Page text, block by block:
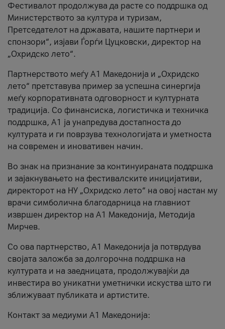
Фестивалот продолжува да расте со поддршка од
Министерството за култура и туризам,
Претседателот на државата, нашите партнери и
спонзори“, изјави Ѓорѓи Цуцковски, директор на
„Охридско лето“.
Партнерството меѓу A1 Македонија и „Охридско
лето“ претставува пример за успешна синергија
меѓу корпоративната одговорност и културната
традиција. Со финансиска, логистичка и техничка
поддршка, A1 ја унапредува достапноста до
културата и ги поврзува технологијата и уметноста
на современ и иновативен начин.
Во знак на признание за континуираната поддршка
и зајакнувањето на фестивалските иницијативи,
директорот на НУ „Охридско лето“ на овој настан му
врачи симболична благодарница на главниот
извршен директор на A1 Македонија, Методија
Мирчев.
Со ова партнерство, A1 Македонија ја потврдува
својата заложба за долгорочна поддршка на
културата и на заедницата, продолжувајќи да
инвестира во уникатни уметнички искуства што ги
зближуваат публиката и артистите.
Контакт за медиуми А1 Македонија: